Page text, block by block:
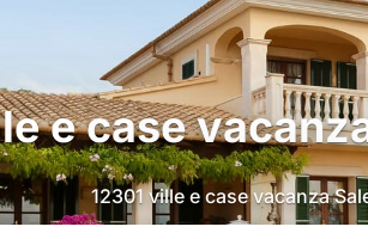
e case
12301 ville e case vacanza